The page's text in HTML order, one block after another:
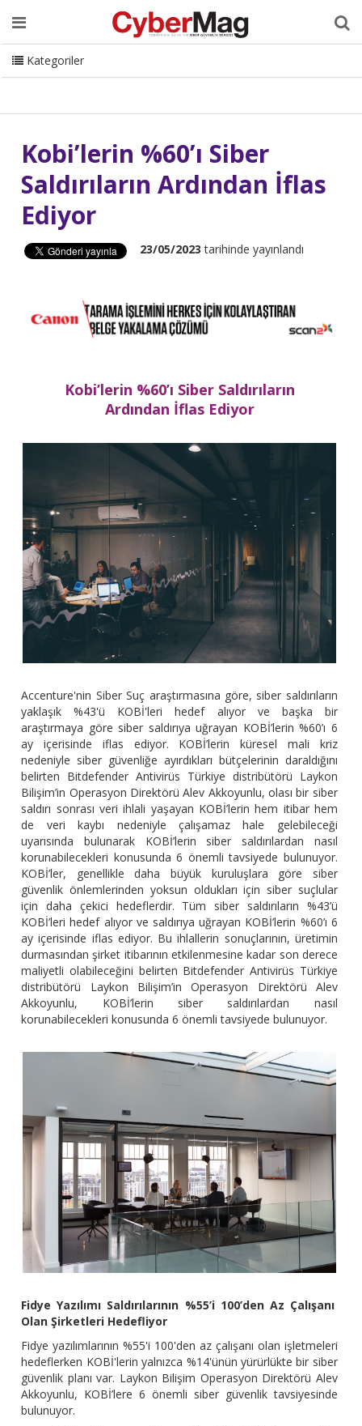
Ana Sayfa Hakkımızda Dergi Editörden
Danışmanlık
ISC Turkey Sizden Gelenler
İletişim
CyberMag Logo
Kategoriler
Kobi’lerin %60’ı Siber
Saldırıların Ardından İflas
Ediyor
23/05/2023 tarihinde yayınlandı
Kobi’lerin %60’ı Siber Saldırıların
Ardından İflas Ediyor
Accenture'nin Siber Suç araştırmasına göre, siber saldırıların
yaklaşık %43'ü KOBİ'leri hedef alıyor ve başka bir
araştırmaya göre siber saldırıya uğrayan KOBİ’lerin %60’ı 6
ay içerisinde iflas ediyor. KOBİ’lerin küresel mali kriz
nedeniyle siber güvenliğe ayırdıkları bütçelerinin daraldığını
belirten Bitdefender Antivirüs Türkiye distribütörü Laykon
Bilişim’in Operasyon Direktörü Alev Akkoyunlu, olası bir siber
saldırı sonrası veri ihlali yaşayan KOBİ’lerin hem itibar hem
de veri kaybı nedeniyle çalışamaz hale gelebileceği
uyarısında bulunarak KOBİ’lerin siber saldırılardan nasıl
korunabilecekleri konusunda 6 önemli tavsiyede bulunuyor.
KOBİ’ler, genellikle daha büyük kuruluşlara göre siber
güvenlik önlemlerinden yoksun oldukları için siber suçlular
için daha çekici hedeflerdir. Tüm siber saldırıların %43’ü
KOBİ’leri hedef alıyor ve saldırıya uğrayan KOBİ’lerin %60’ı 6
ay içerisinde iflas ediyor. Bu ihlallerin sonuçlarının, üretimin
durmasından şirket itibarının etkilenmesine kadar son derece
maliyetli olabileceğini belirten Bitdefender Antivirüs Türkiye
distribütörü Laykon Bilişim’in Operasyon Direktörü Alev
Akkoyunlu, KOBİ’lerin siber saldırılardan nasıl
korunabilecekleri konusunda 6 önemli tavsiyede bulunuyor.
Fidye Yazılımı Saldırılarının %55’i 100’den Az Çalışanı
Olan Şirketleri Hedefliyor
Fidye yazılımlarının %55'i 100'den az çalışanı olan işletmeleri
hedeflerken KOBİ'lerin yalnızca %14'ünün yürürlükte bir siber
güvenlik planı var. Laykon Bilişim Operasyon Direktörü Alev
Akkoyunlu, KOBİ’lere 6 önemli siber güvenlik tavsiyesinde
bulunuyor.